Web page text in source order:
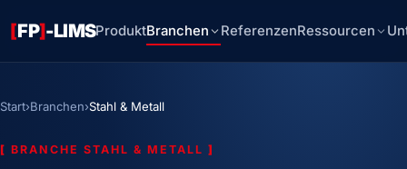
[FP]-LIMSProduktBranchen ReferenzenRessourcen
Start›Branchen›Stahl & Metall
[ BRANCHE STAHL & METALL ]